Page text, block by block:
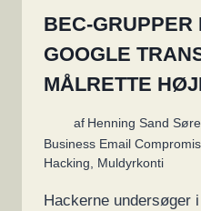
BEC-GRUPPER
GOOGLE
MÅLRETTE
af Henning Sand
Business Email
Hacking
Muldyrkonti
Hackerne undersøger